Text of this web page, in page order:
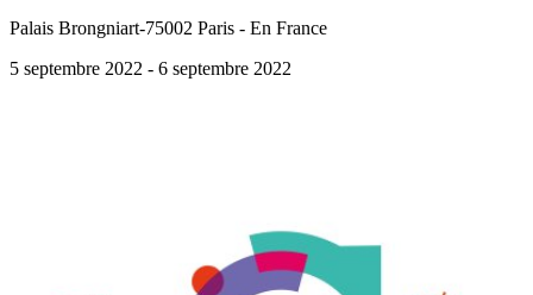
Palais Brongniart-75002 Paris - En France
5 septembre 2022 - 6 septembre 2022